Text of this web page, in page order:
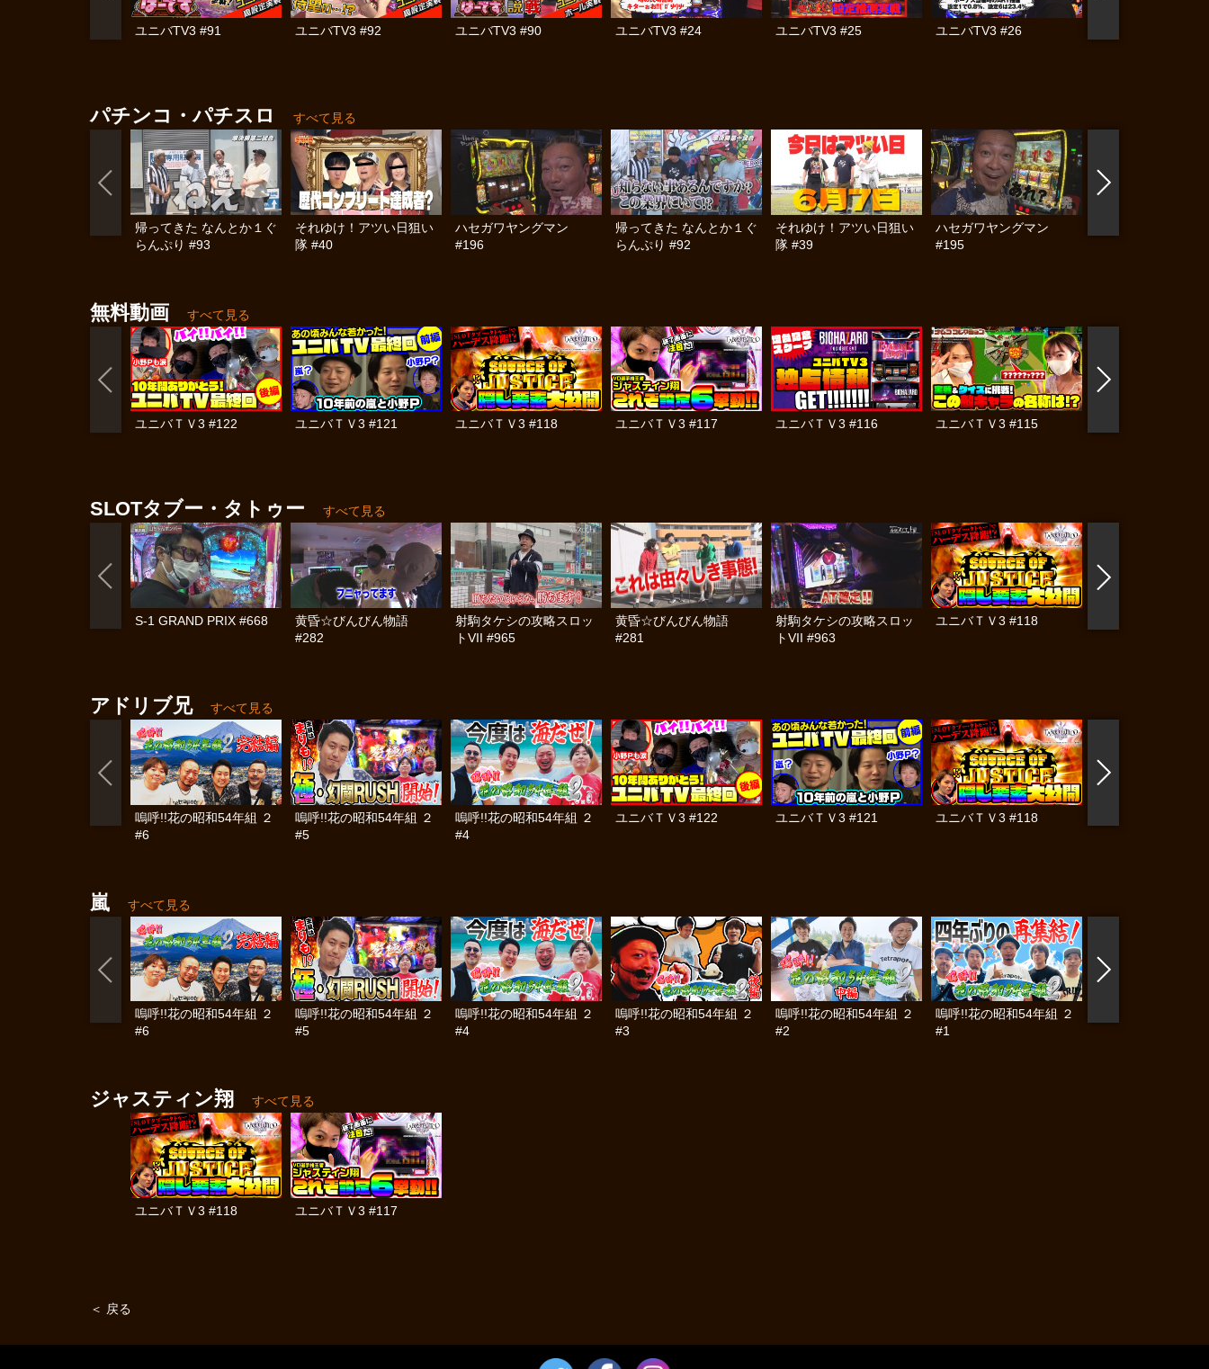
ユニバTV3 #91 ユニバTV3 #92 ユニバTV3 #90 ユニバTV3 #24 ユニバTV3 #25 ユニバTV3 #26
パチンコ・パチスロ すべて見る
帰ってきた なんとか１ぐ
らんぷり #93
それゆけ！アツい日狙い
隊 #40
ハセガワヤングマン
#196
帰ってきた なんとか１ぐ
らんぷり #92
それゆけ！アツい日狙い
隊 #39
ハセガワヤングマン
#195
無料動画 すべて見る
ユニバＴＶ3 #122 ユニバＴＶ3 #121 ユニバＴＶ3 #118 ユニバＴＶ3 #117 ユニバＴＶ3 #116 ユニバＴＶ3 #115
SLOTタブー・タトゥー すべて見る
S-1 GRAND PRIX #668
黄昏☆びんびん物語
#282
射駒タケシの攻略スロッ
トVII #965
黄昏☆びんびん物語
#281
射駒タケシの攻略スロッ
トVII #963
ユニバＴＶ3 #118
アドリブ兄 すべて見る
嗚呼!!花の昭和54年組 ２
#6
嗚呼!!花の昭和54年組 ２
#5
嗚呼!!花の昭和54年組 ２
#4
ユニバＴＶ3 #122 ユニバＴＶ3 #121 ユニバＴＶ3 #118
嵐 すべて見る
嗚呼!!花の昭和54年組 ２
#6
嗚呼!!花の昭和54年組 ２
#5
嗚呼!!花の昭和54年組 ２
#4
嗚呼!!花の昭和54年組 ２
#3
嗚呼!!花の昭和54年組 ２
#2
嗚呼!!花の昭和54年組 ２
#1
ジャスティン翔 すべて見る
ユニバＴＶ3 #118 ユニバＴＶ3 #117
＜ 戻る